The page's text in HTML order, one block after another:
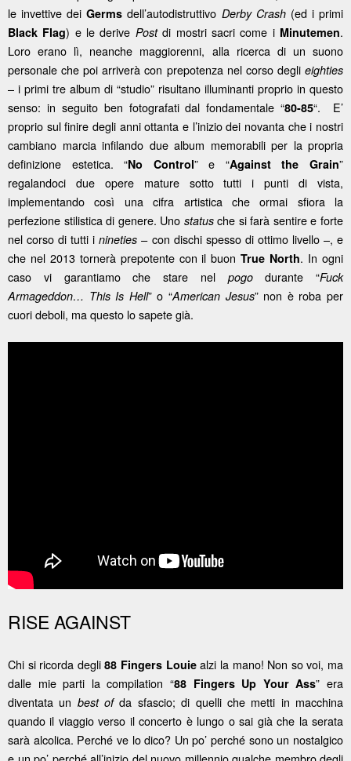
le invettive deiGerms dell’autodistruttivo Derby Crash(ed i primi
Black Flag) e le derive Postdi mostri sacri come i Minutemen.
Loro erano lì, neanche maggiorenni, alla ricerca di un suono
personale che poi arriverà con prepotenza nel corso degli eighties
– i primi tre album di “studio” risultano illuminanti proprio in questo
senso: in seguito ben fotografati dal fondamentale “80-85“. E’
proprio sul finire degli anni ottanta e l’inizio dei novanta che i nostri
cambiano marcia infilando due album memorabili per la propria
definizione estetica. “No Control” e “Against the Grain”
regalandoci due opere mature sotto tutti i punti di vista,
implementando così una cifra artistica che ormai sfiora la
perfezione stilistica di genere. Uno statusche si farà sentire e forte
nel corso di tutti inineties –con dischi spesso di ottimo livello –, e
che nel 2013 tornerà prepotente con il buonTrue North. In ogni
caso vi garantiamo che stare nel pogodurante “Fuck
Armageddon… This Is Hell” o “American Jesus” non è roba per
cuori deboli, ma questo lo sapete già.
RISE AGAINST
Chi si ricorda degli88 Fingers Louiealzi la mano! Non so voi, ma
dalle mie parti la compilation “88 Fingers Up Your Ass” era
diventata un best ofda sfascio; di quelli che metti in macchina
quando il viaggio verso il concerto è lungo o sai già che la serata
sarà alcolica. Perché ve lo dico? Un po’ perché sono un nostalgico